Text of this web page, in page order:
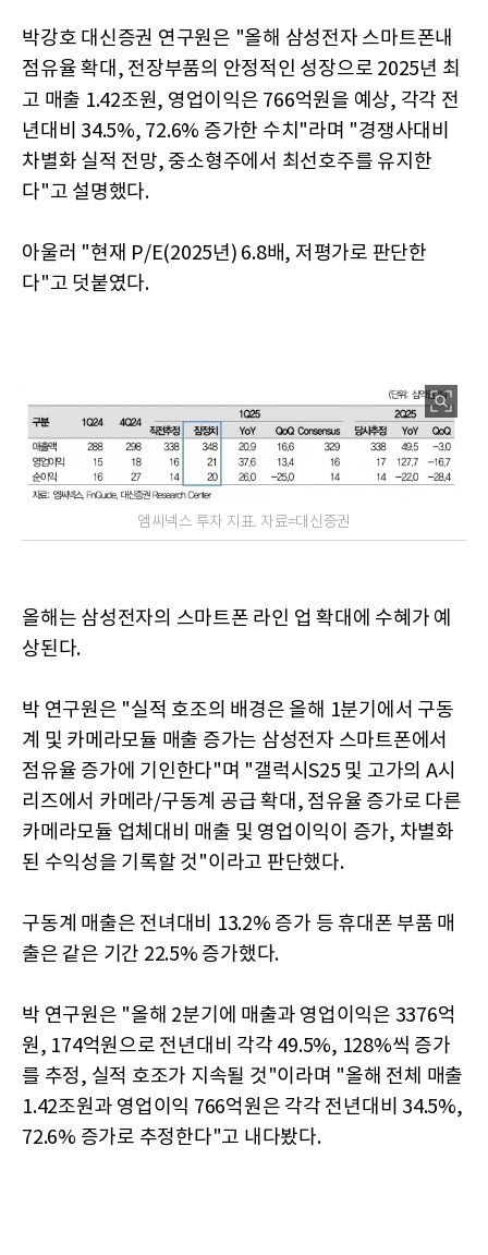
박강호 대신증권 연구원은 "올해 삼성전자 스마트폰내
점유율 확대, 전장부품의 안정적인 성장으로 2025년 최
고 매출 1.42조원, 영업이익은 766억원을 예상, 각각 전
년대비 34.5%, 72.6% 증가한 수치"라며 "경쟁사대비
차별화 실적 전망, 중소형주에서 최선호주를 유지한
다"고 설명했다.
아울러 "현재 P/E(2025년) 6.8배, 저평가로 판단한
다"고 덧붙였다.
엠씨넥스 투자 지표. 자료=대신증권
올해는 삼성전자의 스마트폰 라인 업 확대에 수혜가 예
상된다.
박 연구원은 "실적 호조의 배경은 올해 1분기에서 구동
계 및 카메라모듈 매출 증가는 삼성전자 스마트폰에서
점유율 증가에 기인한다"며 "갤럭시S25 및 고가의 A시
리즈에서 카메라/구동계 공급 확대, 점유율 증가로 다른
카메라모듈 업체대비 매출 및 영업이익이 증가, 차별화
된 수익성을 기록할 것"이라고 판단했다.
구동계 매출은 전녀대비 13.2% 증가 등 휴대폰 부품 매
출은 같은 기간 22.5% 증가했다.
박 연구원은 "올해 2분기에 매출과 영업이익은 3376억
원, 174억원으로 전년대비 각각 49.5%, 128%씩 증가
를 추정, 실적 호조가 지속될 것"이라며 "올해 전체 매출
1.42조원과 영업이익 766억원은 각각 전년대비 34.5%,
72.6% 증가로 추정한다"고 내다봤다.